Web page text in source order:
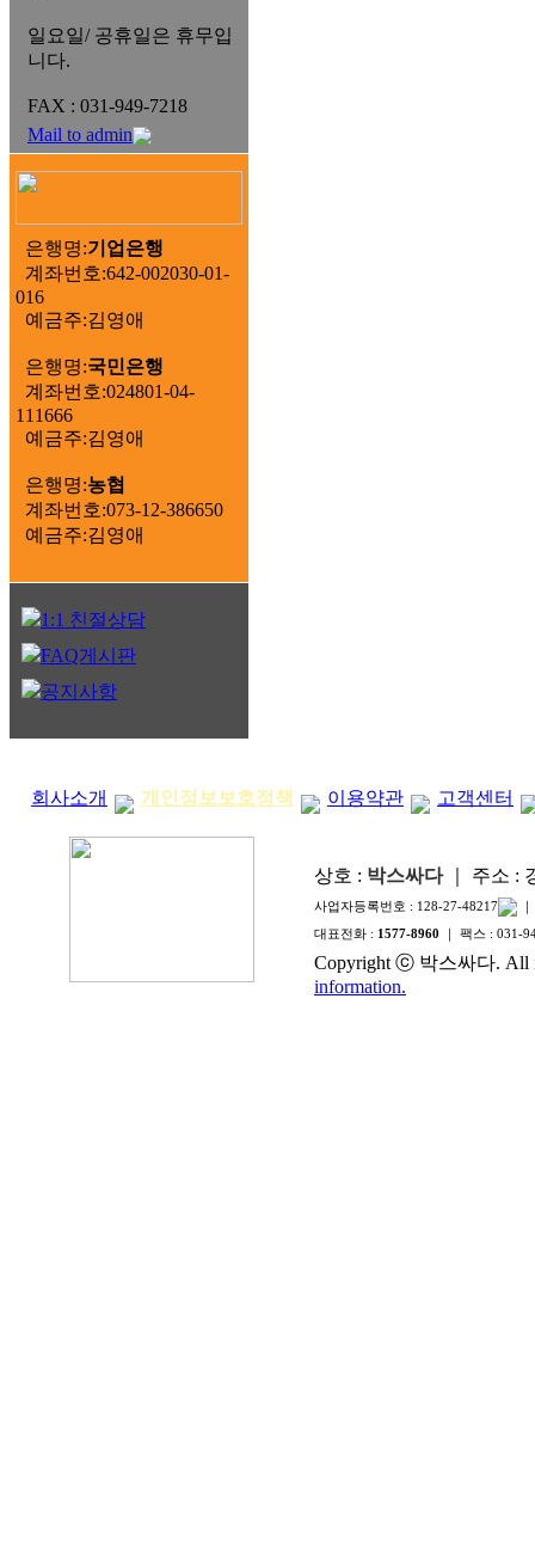
일요일/ 공휴일은 휴무입
니다.
FAX : 031-949-7218
Mail to admin
은행명:기업은행
계좌번호:642-002030-01-
016
예금주:김영애
은행명:국민은행
계좌번호:024801-04-
111666
예금주:김영애
은행명:농협
계좌번호:073-12-386650
예금주:김영애
1:1 친절상담
FAQ게시판
공지사항
회사소개 개인정보보호정책 이용약관 고객센터
상호 : 박스싸다｜ 주소 :
사업자등록번호 : 128-27-48217
대표전화 : 1577-8960 ｜ 팩스 : 031-
Copyright ⓒ 박스싸다. All
information.